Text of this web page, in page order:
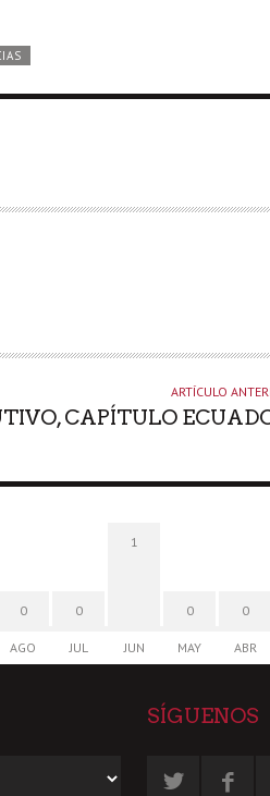
ARTÍCULO
CAPÍTULO
0
AGO
0
JUL
1
JUN
0
MAY
0
ABR
SÍGUENOS